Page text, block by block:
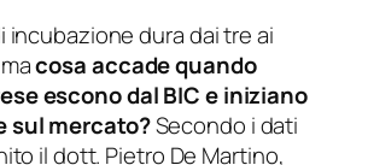
incubazione dura dai tre ai
cosa accade quando
escono dal BIC e iniziano
sul mercato?Secondo i dati
il dott. Pietro De Martino,